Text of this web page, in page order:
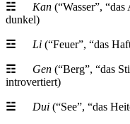
☵ Kan (“Wasser”,
dunkel)
☲ Li (“Feuer”, “das
☶ Gen (“Berg”, “das
introvertiert)
☱ Dui (“See”, “das